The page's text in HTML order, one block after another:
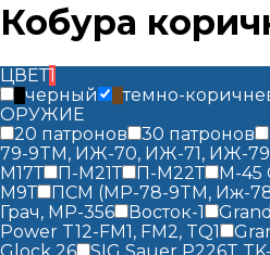
Кобура
ЦВЕТ1
черный
темно-
ОРУЖИЕ
20 патронов
30 патронов
79-9TM, ИЖ-70, ИЖ-71, ИЖ-
М17Т
П-М21Т П-М22Т М-45
М9Т
ПСМ (MP-78-9TM, Иж-
Грач, МР-356
Восток-1
Power T12-FM1, FM2​, TQ1